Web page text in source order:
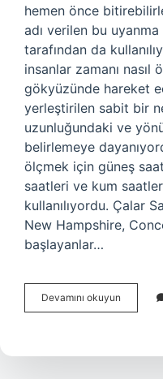
hemen önce
adı verilen bu
tarafından da
insanlar zamanı nasıl
gökyüzünde hareket
yerleştirilen sabit bir
uzunluğundaki ve
belirlemeye
ölçmek için güneş
saatleri ve kum
kullanılıyordu. Çalar
New Hampshire,
başlayanlar…
Devamını okuyun
Olmadan
Uyanırdı